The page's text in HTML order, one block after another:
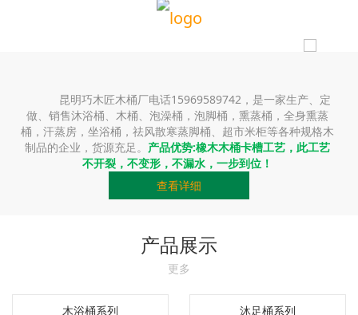
昆明巧木匠木桶厂电话15969589742，是一家生产、定
做、销售沐浴桶、木桶、泡澡桶，泡脚桶，熏蒸桶，全身熏蒸
桶，汗蒸房，坐浴桶，祛风散寒蒸脚桶、超市米柜等各种规格木
制品的企业，货源充足。 产品优势:橡木木桶卡槽工艺，此工艺
不开裂，不变形，不漏水，一步到位！
查看详细
产品展示
更多
木浴桶系列 沐足桶系列